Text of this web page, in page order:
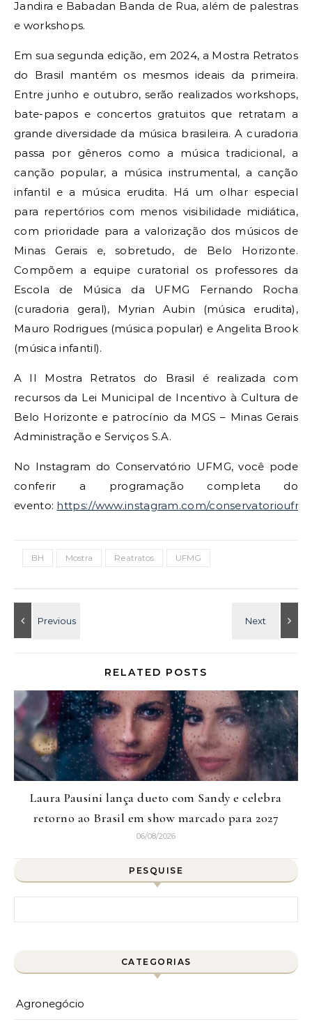
Jandira e Babadan Banda de Rua, além de palestras
e workshops.
Em sua segunda edição, em 2024, a Mostra Retratos
do Brasil mantém os mesmos ideais da primeira.
Entre junho e outubro, serão realizados workshops,
bate-papos e concertos gratuitos que retratam a
grande diversidade da música brasileira. A curadoria
passa por gêneros como a música tradicional, a
canção popular, a música instrumental, a canção
infantil e a música erudita. Há um olhar especial
para repertórios com menos visibilidade midiática,
com prioridade para a valorização dos músicos de
Minas Gerais e, sobretudo, de Belo Horizonte.
Compõem a equipe curatorial os professores da
Escola de Música da UFMG Fernando Rocha
(curadoria geral), Myrian Aubin (música erudita),
Mauro Rodrigues (música popular) e Angelita Brook
(música infantil).
A II Mostra Retratos do Brasil é realizada com
recursos da Lei Municipal de Incentivo à Cultura de
Belo Horizonte e patrocínio da MGS – Minas Gerais
Administração e Serviços S.A.
No Instagram do Conservatório UFMG, você pode
conferir a programação completa do
evento: https://www.instagram.com/
BH Mostra Reatratos UFMG
RELATED POSTS
Laura Pausini lança dueto com Sandy e celebra
retorno ao Brasil em show marcado para 2027
06/08/2026
PESQUISE
CATEGORIAS
Agronegócio